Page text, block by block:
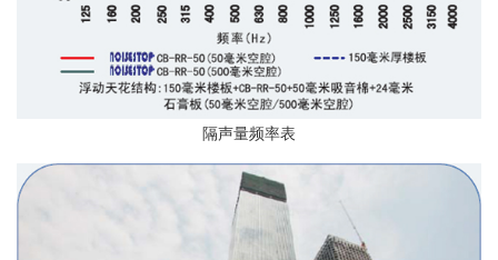
隔声量频率表